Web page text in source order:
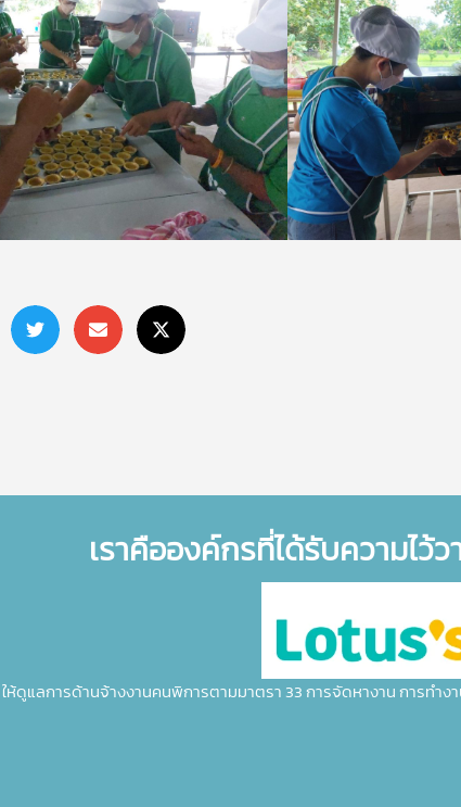
เราคือองค์กรที่ได้รับความไว้
ให้ดูแลการด้านจ้างงานคนพิการตามมาตรา 33 การจัดหางาน การทำ